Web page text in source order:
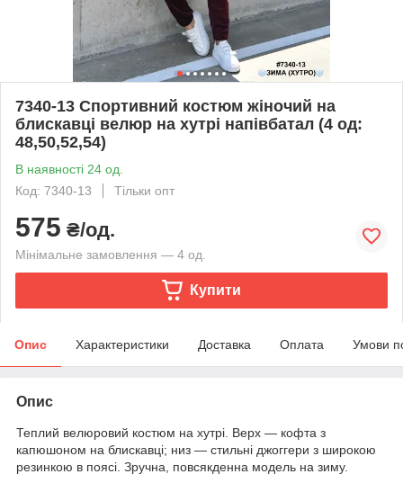
7340-13 Спортивний костюм жіночий на
блискавці велюр на хутрі напівбатал (4 од:
48,50,52,54)
В наявності 24 од.
Код: 7340-13
Тільки опт
575 ₴/од.
Мінімальне замовлення — 4 од.
Купити
Опис Характеристики Доставка Оплата Умови
Опис
Теплий велюровий костюм на хутрі. Верх — кофта з
капюшоном на блискавці; низ — стильні джоггери з широкою
резинкою в поясі. Зручна, повсякденна модель на зиму.